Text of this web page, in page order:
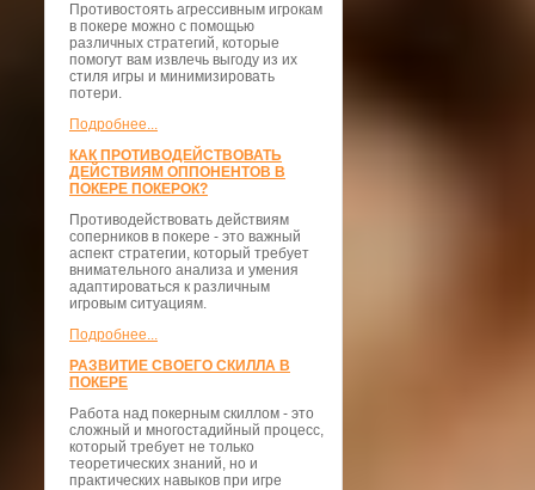
Противостоять агрессивным игрокам
в покере можно с помощью
различных стратегий, которые
помогут вам извлечь выгоду из их
стиля игры и минимизировать
потери.
Подробнее...
КАК ПРОТИВОДЕЙСТВОВАТЬ
ДЕЙСТВИЯМ ОППОНЕНТОВ В
ПОКЕРЕ ПОКЕРОК?
Противодействовать действиям
соперников в покере - это важный
аспект стратегии, который требует
внимательного анализа и умения
адаптироваться к различным
игровым ситуациям.
Подробнее...
РАЗВИТИЕ СВОЕГО СКИЛЛА В
ПОКЕРЕ
Работа над покерным скиллом - это
сложный и многостадийный процесс,
который требует не только
теоретических знаний, но и
практических навыков при игре